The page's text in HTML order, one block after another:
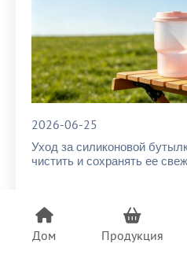
2026-06-25
Уход за силиконовой
чистить и сохранять ее
Дом Продукция